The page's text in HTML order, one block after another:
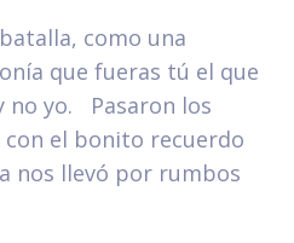
como una
que fueras tú el que
no yo. Pasaron los
el bonito recuerdo
nos llevó por rumbos